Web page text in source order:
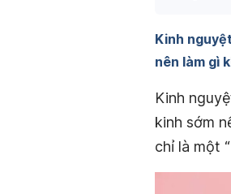
Kinh
nên làm gì
Kinh
kinh sớm
chỉ là một